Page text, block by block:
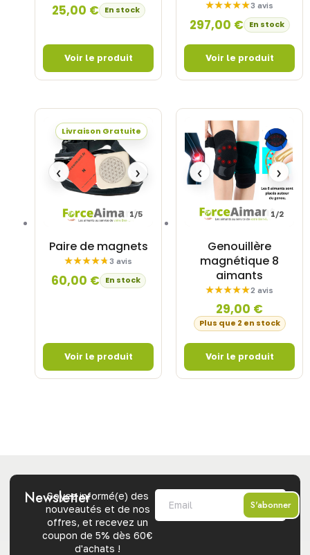
25,00 € En stock 3 avis
297,00 € En stock
Paire de magnets
3 avis
60,00 € En stock
Livraison Gratuite
‹ ›
1/5
Genouillère
magnétique 8
aimants
2 avis
29,00 €
Plus que 2 en stock
‹ ›
1/2
Newsletter
Soyez informé(e) des
nouveautés et de nos
offres, et recevez un
coupon de 5% dès 60€
d'achats !
S'abonner